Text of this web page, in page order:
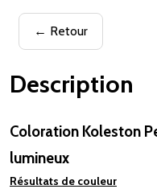
← Retour
Description
Coloration Koleston
lumineux
Résultats de couleur